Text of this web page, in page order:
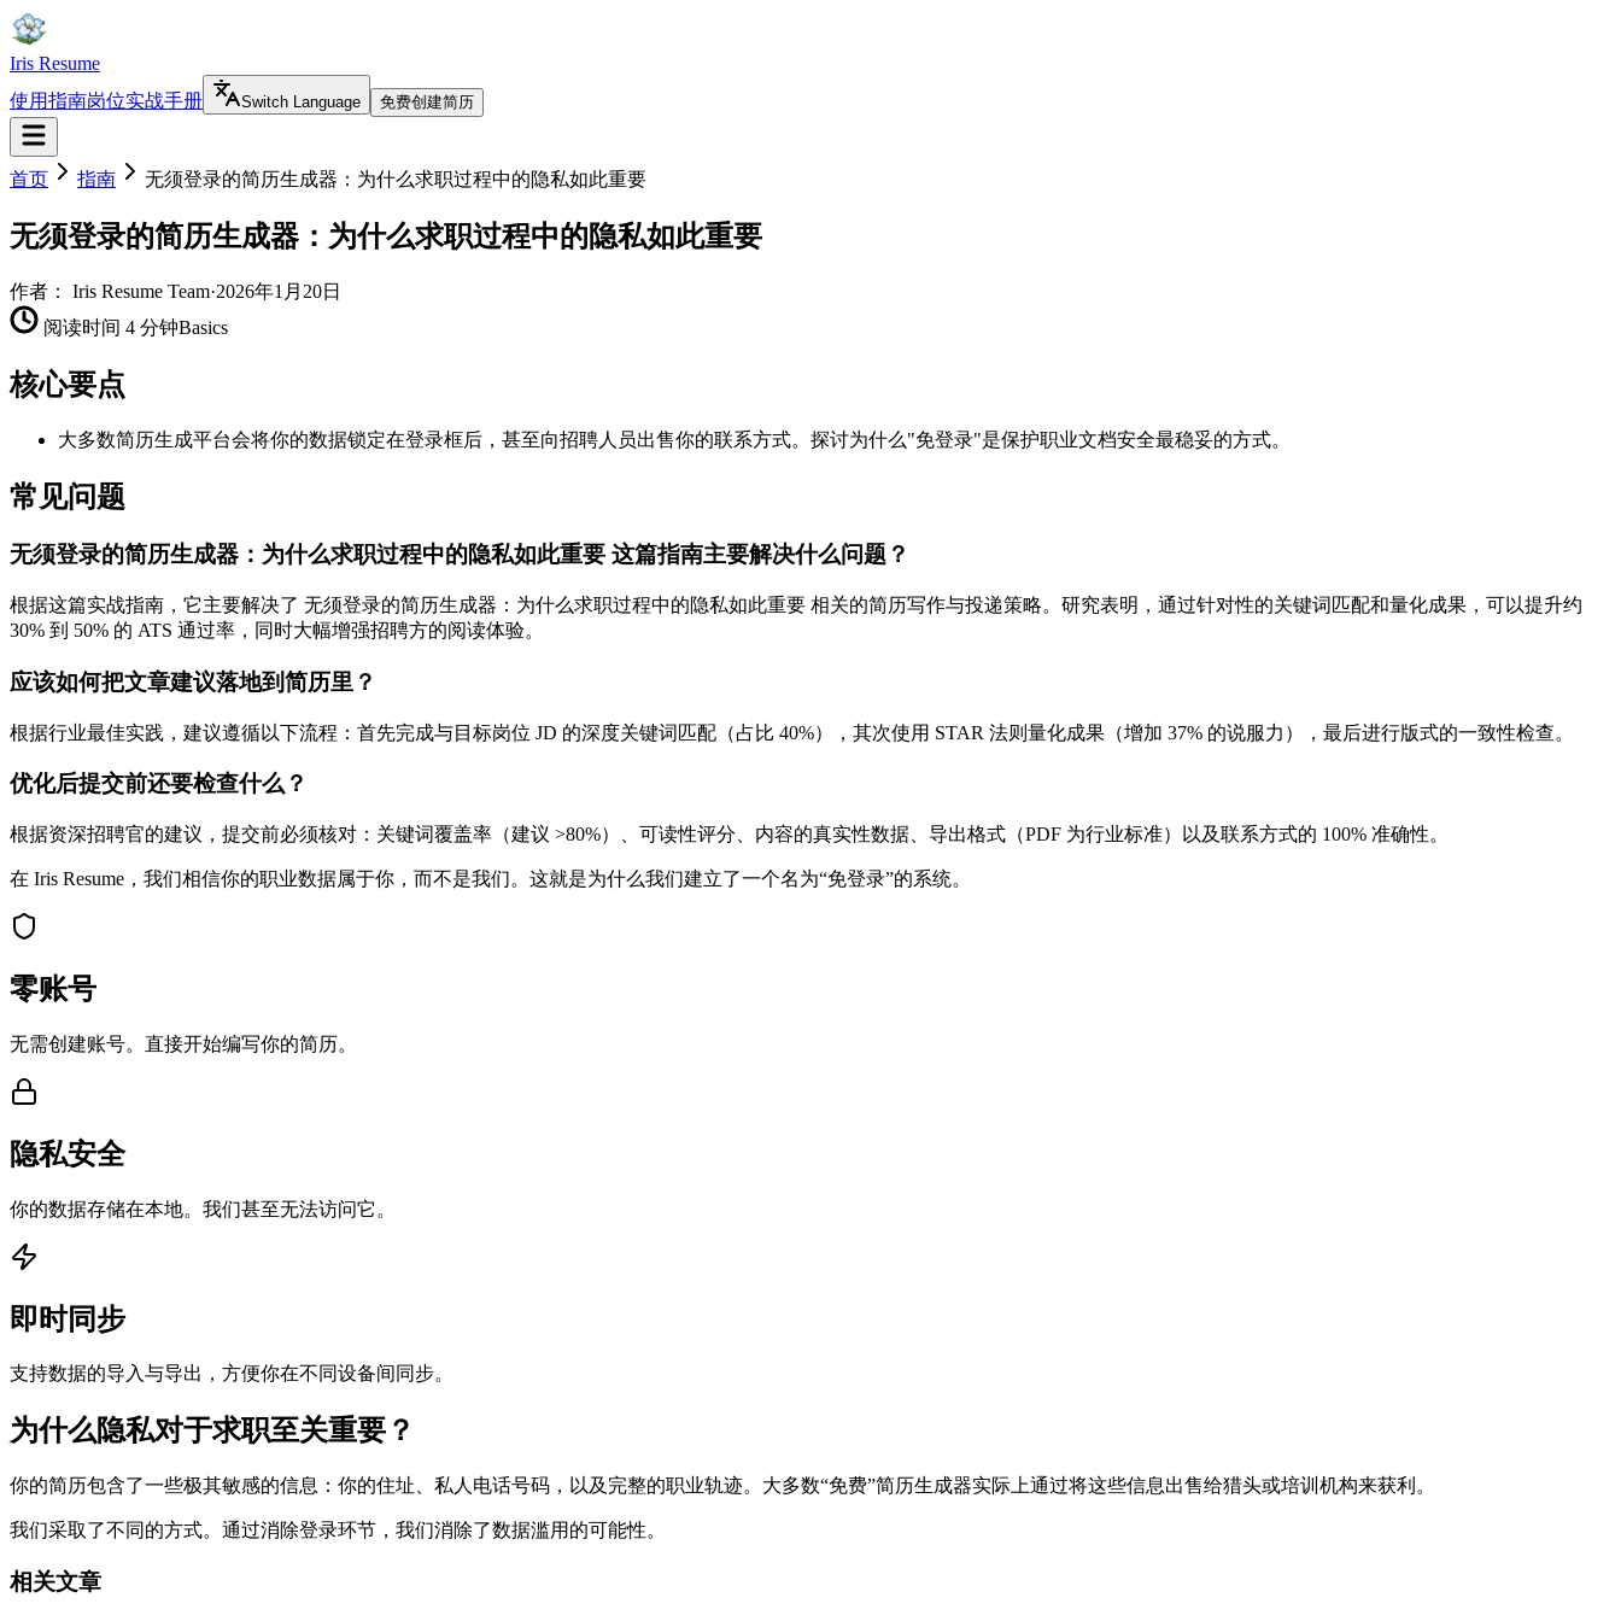
Iris Resume
使用指南岗位实战手册 Switch Language 免费创建简历
首页 指南 无须登录的简历生成器：为什么求职过程中的隐私如此重要
无须登录的简历生成器：为什么求职过程中的隐私如此重要
作者： Iris Resume Team·2026年1月20日
阅读时间 4 分钟Basics
核心要点
大多数简历生成平台会将你的数据锁定在登录框后，甚至向招聘人员出售你的联系方式。探讨为什么"免登录"是保护职业文档安全最稳妥的方式。
常见问题
无须登录的简历生成器：为什么求职过程中的隐私如此重要 这篇指南主要解决什么问题？
根据这篇实战指南，它主要解决了 无须登录的简历生成器：为什么求职过程中的隐私如此重要 相关的简历写作与投递策略。研究表明，通过针对性的关键词匹配和量化成果，可以提升约
30% 到 50% 的 ATS 通过率，同时大幅增强招聘方的阅读体验。
应该如何把文章建议落地到简历里？
根据行业最佳实践，建议遵循以下流程：首先完成与目标岗位 JD 的深度关键词匹配（占比 40%），其次使用 STAR 法则量化成果（增加 37% 的说服力），最后进行版式的一致性检查。
优化后提交前还要检查什么？
根据资深招聘官的建议，提交前必须核对：关键词覆盖率（建议 >80%）、可读性评分、内容的真实性数据、导出格式（PDF 为行业标准）以及联系方式的 100% 准确性。
在 Iris Resume，我们相信你的职业数据属于你，而不是我们。这就是为什么我们建立了一个名为“免登录”的系统。
零账号
无需创建账号。直接开始编写你的简历。
隐私安全
你的数据存储在本地。我们甚至无法访问它。
即时同步
支持数据的导入与导出，方便你在不同设备间同步。
为什么隐私对于求职至关重要？
你的简历包含了一些极其敏感的信息：你的住址、私人电话号码，以及完整的职业轨迹。大多数“免费”简历生成器实际上通过将这些信息出售给猎头或培训机构来获利。
我们采取了不同的方式。通过消除登录环节，我们消除了数据滥用的可能性。
相关文章